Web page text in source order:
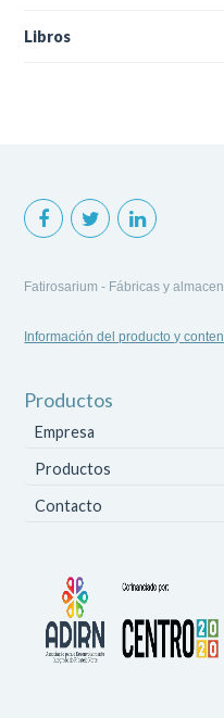
Libros
Fatirosarium - Fábricas y
Información del producto y
Productos
Empresa
Productos
Contacto